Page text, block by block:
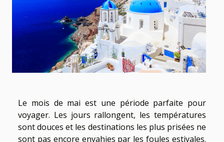
Le mois de mai est une période parfaite pour
voyager. Les jours rallongent, les températures
sont douces et les destinations les plus prisées ne
sont pas encore envahies par les foules estivales.